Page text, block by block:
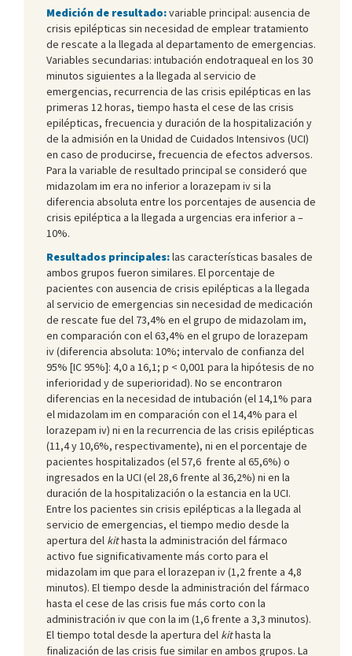
Medición de resultado:variable principal: ausencia de
crisis epilépticas sin necesidad de emplear tratamiento
de rescate a la llegada al departamento de emergencias.
Variables secundarias: intubación endotraqueal en los 30
minutos siguientes a la llegada al servicio de
emergencias, recurrencia de las crisis epilépticas en las
primeras 12 horas, tiempo hasta el cese de las crisis
epilépticas, frecuencia y duración de la hospitalización y
de la admisión en la Unidad de Cuidados Intensivos (UCI)
en caso de producirse, frecuencia de efectos adversos.
Para la variable de resultado principal se consideró que
midazolam im era no inferior a lorazepam iv si la
diferencia absoluta entre los porcentajes de ausencia de
crisis epiléptica a la llegada a urgencias era inferior a –
10%.
Resultados principales:las características basales de
ambos grupos fueron similares. El porcentaje de
pacientes con ausencia de crisis epilépticas a la llegada
al servicio de emergencias sin necesidad de medicación
de rescate fue del 73,4% en el grupo de midazolam im,
en comparación con el 63,4% en el grupo de lorazepam
iv (diferencia absoluta: 10%; intervalo de confianza del
95% [IC 95%]: 4,0 a 16,1; p < 0,001 para la hipótesis de no
inferioridad y de superioridad). No se encontraron
diferencias en la necesidad de intubación (el 14,1% para
el midazolam im en comparación con el 14,4% para el
lorazepam iv) ni en la recurrencia de las crisis epilépticas
(11,4 y 10,6%, respectivamente), ni en el porcentaje de
pacientes hospitalizados (el 57,6 frente al 65,6%) o
ingresados en la UCI (el 28,6 frente al 36,2%) ni en la
duración de la hospitalización o la estancia en la UCI.
Entre los pacientes sin crisis epilépticas a la llegada al
servicio de emergencias, el tiempo medio desde la
apertura del kithasta la administración del fármaco
activo fue significativamente más corto para el
midazolam im que para el lorazepan iv (1,2 frente a 4,8
minutos). El tiempo desde la administración del fármaco
hasta el cese de las crisis fue más corto con la
administración iv que con la im (1,6 frente a 3,3 minutos).
El tiempo total desde la apertura del kithasta la
finalización de las crisis fue similar en ambos grupos. La